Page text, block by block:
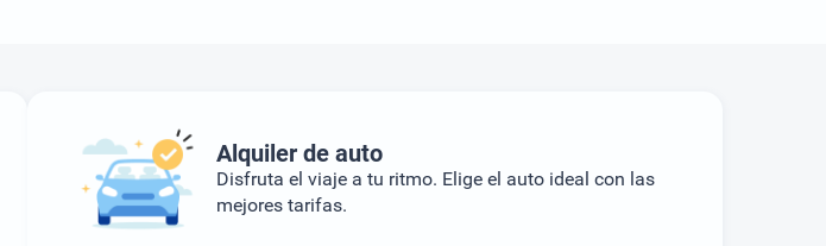
Alquiler de auto
Disfruta el viaje a tu ritmo. Elige el auto ideal con las
mejores tarifas.